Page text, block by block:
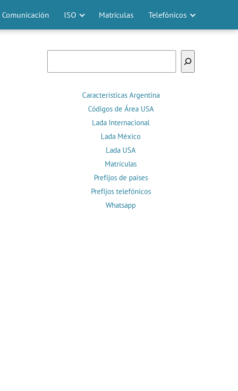
Comunicación ISO Matrículas Telefónicos
Características Argentina
Códigos de Área USA
Lada Internacional
Lada México
Lada USA
Matrículas
Prefijos de países
Prefijos telefónicos
Whatsapp